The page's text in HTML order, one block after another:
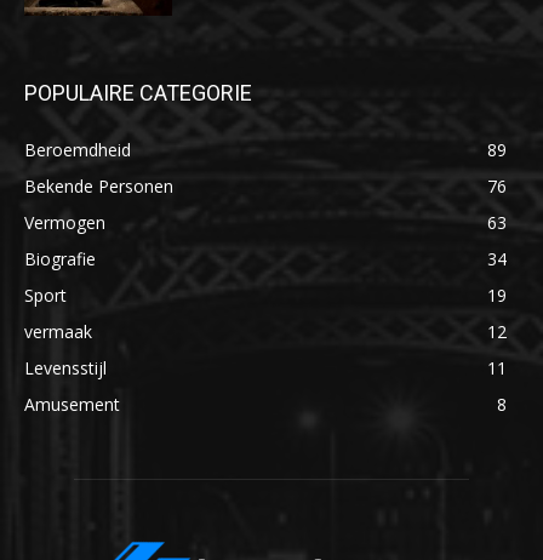
POPULAIRE CATEGORIE
Beroemdheid
89
Bekende Personen
76
Vermogen
63
Biografie
34
Sport
19
vermaak
12
Levensstijl
11
Amusement
8